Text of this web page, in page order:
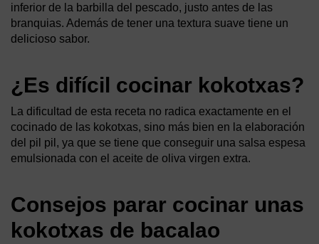
inferior de la barbilla del pescado, justo antes de las
branquias. Además de tener una textura suave tiene un
delicioso sabor.
¿Es difícil cocinar kokotxas?
La dificultad de esta receta no radica exactamente en el
cocinado de las kokotxas, sino más bien en la elaboración
del pil pil, ya que se tiene que conseguir una salsa espesa
emulsionada con el aceite de oliva virgen extra.
Consejos parar cocinar unas
kokotxas de bacalao